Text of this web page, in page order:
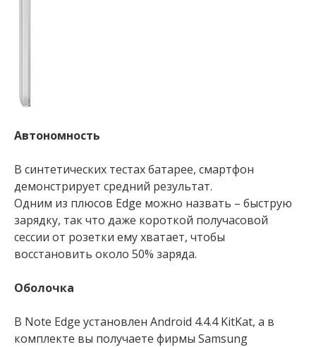
Автономность
В синтетических тестах батарее, смартфон
демонстрирует средний результат.
Одним из плюсов Edge можно назвать – быструю
зарядку, так что даже короткой получасовой
сессии от розетки ему хватает, чтобы
восстановить около 50% заряда.
Оболочка
В Note Edge установлен Android 4.4.4 KitKat, а в
комплекте вы получаете фирмы Samsung